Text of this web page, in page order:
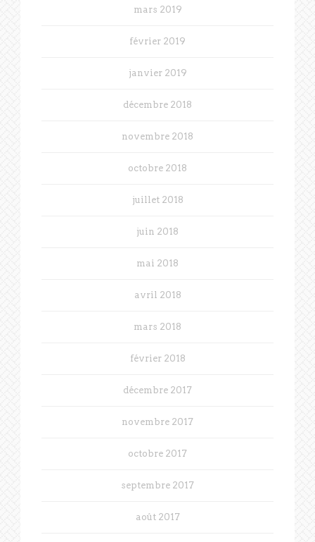
mars 2019
février 2019
janvier 2019
décembre 2018
novembre 2018
octobre 2018
juillet 2018
juin 2018
mai 2018
avril 2018
mars 2018
février 2018
décembre 2017
novembre 2017
octobre 2017
septembre 2017
août 2017